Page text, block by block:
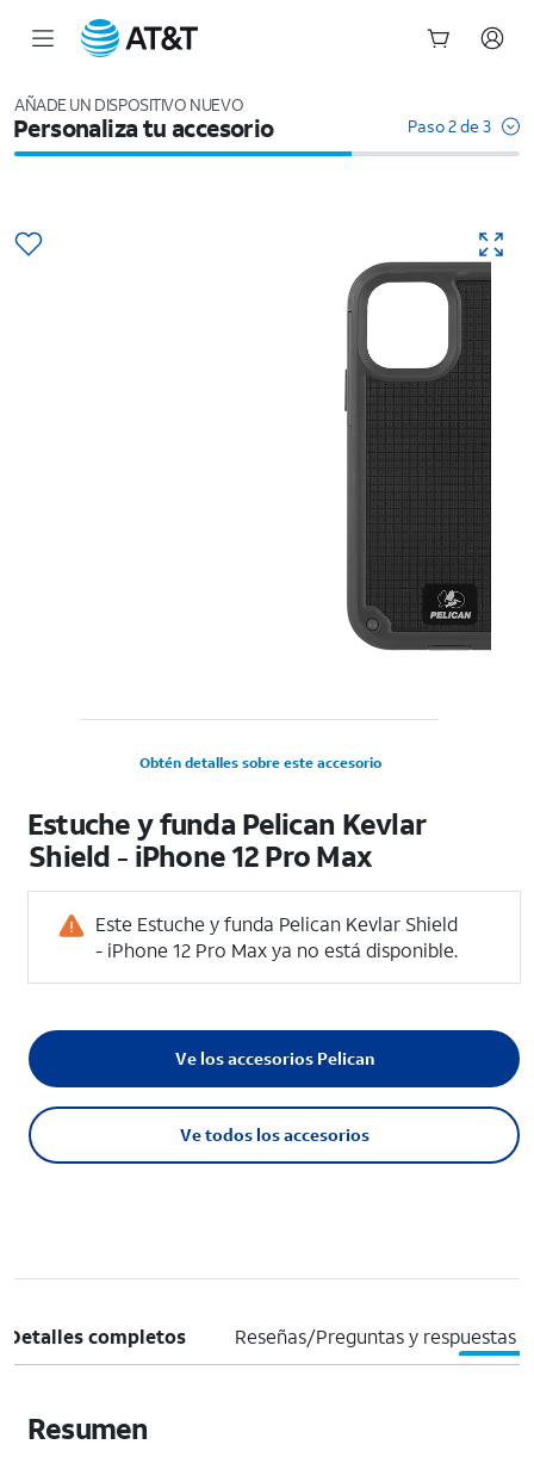
AÑADE UN DISPOSITIVO NUEVO
Personaliza tu accesorio Paso 2 de 3
Obtén detalles sobre este accesorio
Estuche y funda Pelican Kevlar
Shield - iPhone 12 Pro Max
Este Estuche y funda Pelican Kevlar Shield
- iPhone 12 Pro Max ya no está disponible.
Ve todos los accesorios
Ve los accesorios Pelican
Detalles completos Reseñas/Preguntas y respuestas
Resumen